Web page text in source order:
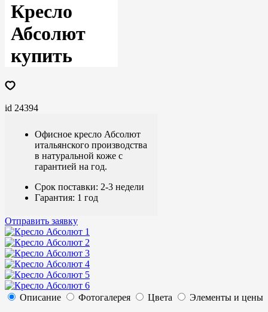
Кресло
Абсолют
купить
id 24394
Офисное кресло Абсолют
итальянского производства
в натуральной коже с
гарантией на год.
Срок поставки: 2-3 недели
Гарантия: 1 год
Отправить заявку
Описание Фотогалерея Цвета Элементы и цены